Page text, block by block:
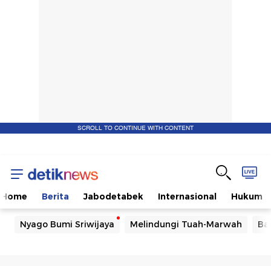
SCROLL TO CONTINUE WITH CONTENT
Home Berita Jabodetabek Internasional Hukum
Nyago Bumi Sriwijaya Melindungi Tuah-Marwah